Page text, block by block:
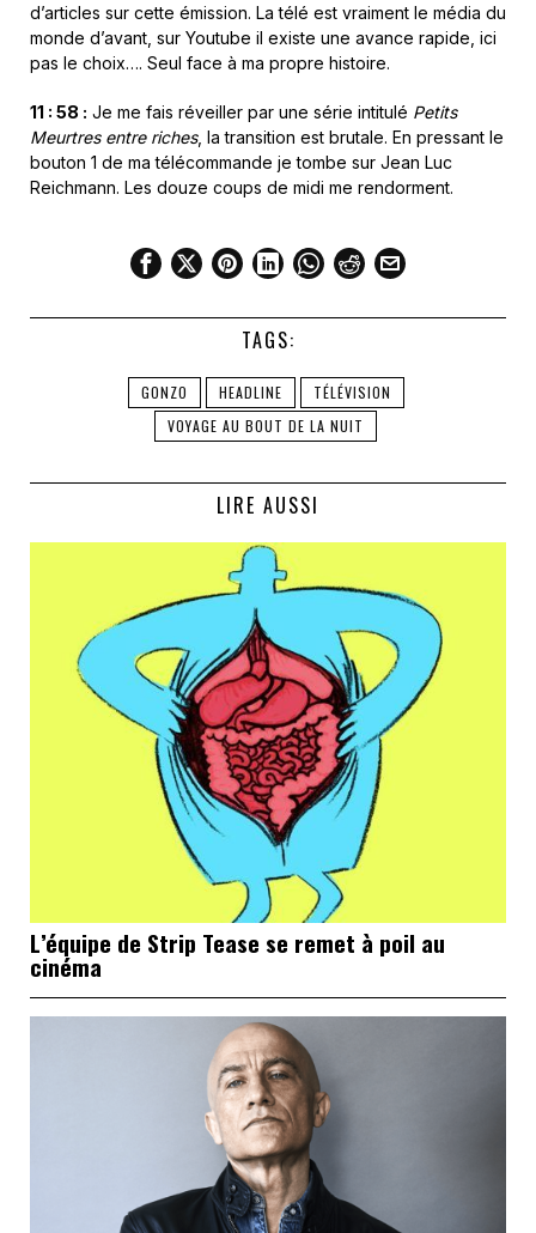
d’articles sur cette émission. La télé est vraiment le média du
monde d’avant, sur Youtube il existe une avance rapide, ici
pas le choix…. Seul face à ma propre histoire.
11 : 58 : Je me fais réveiller par une série intitulé Petits
Meurtres entre riches, la transition est brutale. En pressant le
bouton 1 de ma télécommande je tombe sur Jean Luc
Reichmann. Les douze coups de midi me rendorment.
TAGS:
GONZO HEADLINE
TÉLÉVISION
VOYAGE AU BOUT DE LA NUIT
LIRE AUSSI
L’équipe de Strip Tease se remet à poil au
cinéma